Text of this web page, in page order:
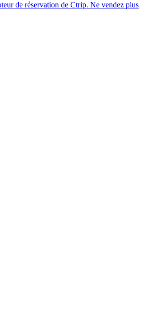
de réservation de Ctrip. Ne vendez plus